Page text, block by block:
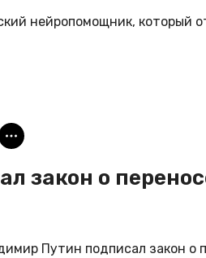
нейропомощник, который
закон о
Путин подписал закон о